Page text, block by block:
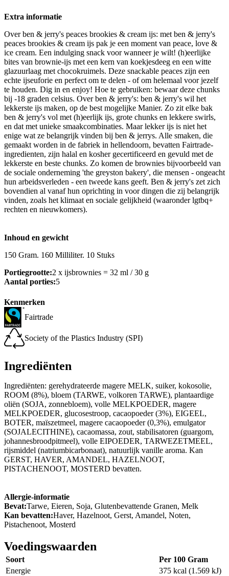
Extra informatie
Over ben & jerry's peaces brookies & cream ijs: met ben & jerry's
peaces brookies & cream ijs pak je een moment van peace, love &
ice cream. Een indulging snack voor wanneer je wilt! (h)eerlijke
bites van brownie-ijs met een kern van koekjesdeeg en een witte
glazuurlaag met chocokruimels. Deze snackable peaces zijn een
echte ijseuforie en perfect om te delen - of om helemaal voor jezelf
te houden. Dig in en enjoy! Hoe te gebruiken: bewaar deze chunks
bij -18 graden celsius. Over ben & jerry's: ben & jerry's wil het
lekkerste ijs maken, op de best mogelijke Manier. Zo zit elke bak
ben & jerry's vol met (h)eerlijk ijs, grote chunks en lekkere swirls,
en dat met unieke smaakcombinaties. Maar lekker ijs is niet het
enige wat ze belangrijk vinden bij ben & jerrys. Alle smaken, die
gemaakt worden in de fabriek in hellendoorn, bevatten Fairtrade-
ingredienten, zijn halal en kosher gecertificeerd en gevuld met de
lekkerste en beste chunks. Zo komen de brownies bijvoorbeeld van
de sociale onderneming 'the greyston bakery', die mensen - ongeacht
hun arbeidsverleden - een tweede kans geeft. Ben & jerry's zet zich
bovendien al vanaf hun oprichting in voor dingen die zij belangrijk
vinden, zoals het klimaat en sociale gelijkheid (waaronder lgtbq+
rechten en nieuwkomers).
Inhoud en gewicht
150 Gram. 160 Milliliter. 10 Stuks
Portiegrootte:2 x ijsbrownies = 32 ml / 30 g
Aantal porties:5
Kenmerken
Fairtrade
Society of the Plastics Industry (SPI)
Ingrediënten
Ingrediënten: gerehydrateerde magere MELK, suiker, kokosolie,
ROOM (8%), bloem (TARWE, volkoren TARWE), plantaardige
oliën (SOJA, zonnebloem), volle MELKPOEDER, magere
MELKPOEDER, glucosestroop, cacaopoeder (3%), EIGEEL,
BOTER, maïszetmeel, magere cacaopoeder (0,3%), emulgator
(SOJALECITHINE), cacaomassa, zout, stabilisatoren (guargom,
johannesbroodpitmeel), volle EIPOEDER, TARWEZETMEEL,
rijsmiddel (natriumbicarbonaat), natuurlijk vanille aroma. Kan
GERST, HAVER, AMANDEL, HAZELNOOT,
PISTACHENOOT, MOSTERD bevatten.
Allergie-informatie
Bevat:Tarwe, Eieren, Soja, Glutenbevattende Granen, Melk
Kan bevatten:Haver, Hazelnoot, Gerst, Amandel, Noten,
Pistachenoot, Mosterd
Voedingswaarden
Soort
Per 100 Gram
Energie
375 kcal (1.569 kJ)